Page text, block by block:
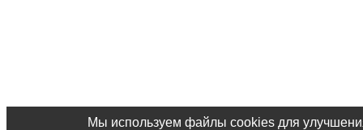
Мы используем файлы cookies для